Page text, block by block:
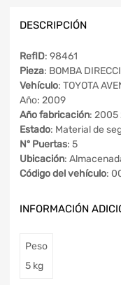
DESCRIPCIÓN
RefID: 98461
Pieza: BOMBA
Vehículo: TOYOTA
Año: 2009
Año fabricación:
Estado: Material de
Nº Puertas: 5
Ubicación:
Código del vehículo:
INFORMACIÓN
Peso
5 kg